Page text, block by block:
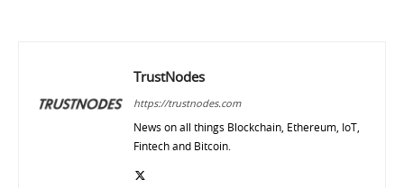
TrustNodes
https://trustnodes.com
News on all things Blockchain, Ethereum, IoT,
Fintech and Bitcoin.